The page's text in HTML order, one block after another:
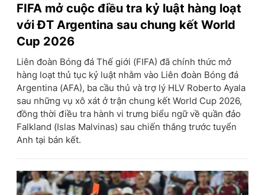
FIFA mở cuộc điều tra kỷ luật hàng loạt
với ĐT Argentina sau chung kết World
Cup 2026
Liên đoàn Bóng đá Thế giới (FIFA) đã chính thức mở
hàng loạt thủ tục kỷ luật nhằm vào Liên đoàn Bóng đá
Argentina (AFA), ba cầu thủ và trợ lý HLV Roberto Ayala
sau những vụ xô xát ở trận chung kết World Cup 2026,
đồng thời điều tra hành vi trưng biểu ngữ về quần đảo
Falkland (Islas Malvinas) sau chiến thắng trước tuyển
Anh tại bán kết.